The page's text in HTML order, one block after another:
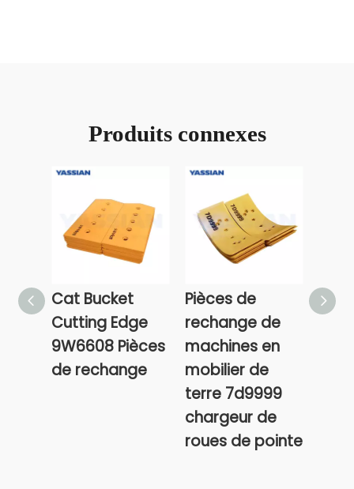
Produits connexes
Cat Bucket
Cutting Edge
9W6608 Pièces
de rechange
Pièces de
rechange de
machines en
mobilier de
terre 7d9999
chargeur de
roues de pointe